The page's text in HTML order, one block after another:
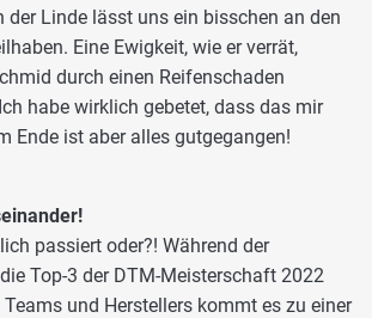
der Linde lässt uns ein bisschen an den
Eine Ewigkeit, wie er verrät,
durch einen Reifenschaden
habe wirklich gebetet, dass das mir
Ende ist aber alles gutgegangen!
passiert oder?! Während der
Top-3 der DTM-Meisterschaft 2022
und Herstellers kommt es zu einer